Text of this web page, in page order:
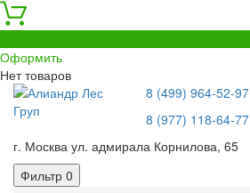
Оформить
Нет товаров
8 (499) 964-52-97
8 (977) 118-64-77
г. Москва ул. адмирала Корнилова, 65
Фильтр 0